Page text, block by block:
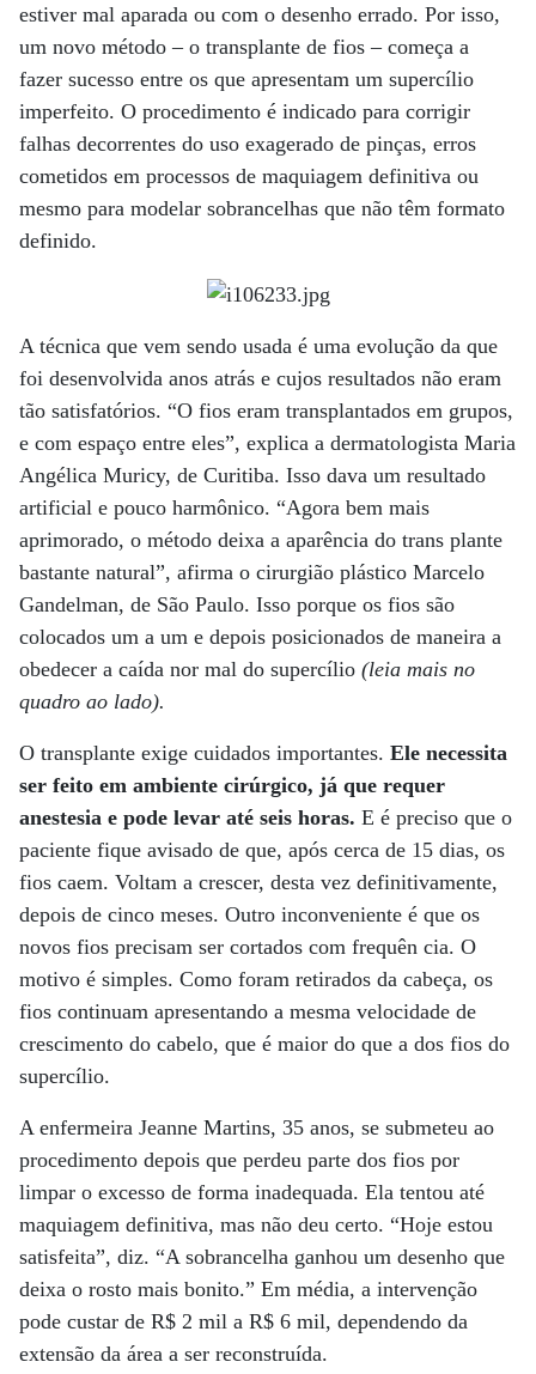
estiver mal aparada ou com o desenho errado. Por isso,
um novo método – o transplante de fios – começa a
fazer sucesso entre os que apresentam um supercílio
imperfeito. O procedimento é indicado para corrigir
falhas decorrentes do uso exagerado de pinças, erros
cometidos em processos de maquiagem definitiva ou
mesmo para modelar sobrancelhas que não têm formato
definido.
A técnica que vem sendo usada é uma evolução da que
foi desenvolvida anos atrás e cujos resultados não eram
tão satisfatórios. “O fios eram transplantados em grupos,
e com espaço entre eles”, explica a dermatologista Maria
Angélica Muricy, de Curitiba. Isso dava um resultado
artificial e pouco harmônico. “Agora bem mais
aprimorado, o método deixa a aparência do trans plante
bastante natural”, afirma o cirurgião plástico Marcelo
Gandelman, de São Paulo. Isso porque os fios são
colocados um a um e depois posicionados de maneira a
obedecer a caída nor mal do supercílio (leia mais no
quadro ao lado).
O transplante exige cuidados importantes. Ele necessita
ser feito em ambiente cirúrgico, já que requer
anestesia e pode levar até seis horas. E é preciso que o
paciente fique avisado de que, após cerca de 15 dias, os
fios caem. Voltam a crescer, desta vez definitivamente,
depois de cinco meses. Outro inconveniente é que os
novos fios precisam ser cortados com frequên cia. O
motivo é simples. Como foram retirados da cabeça, os
fios continuam apresentando a mesma velocidade de
crescimento do cabelo, que é maior do que a dos fios do
supercílio.
A enfermeira Jeanne Martins, 35 anos, se submeteu ao
procedimento depois que perdeu parte dos fios por
limpar o excesso de forma inadequada. Ela tentou até
maquiagem definitiva, mas não deu certo. “Hoje estou
satisfeita”, diz. “A sobrancelha ganhou um desenho que
deixa o rosto mais bonito.” Em média, a intervenção
pode custar de R$ 2 mil a R$ 6 mil, dependendo da
extensão da área a ser reconstruída.